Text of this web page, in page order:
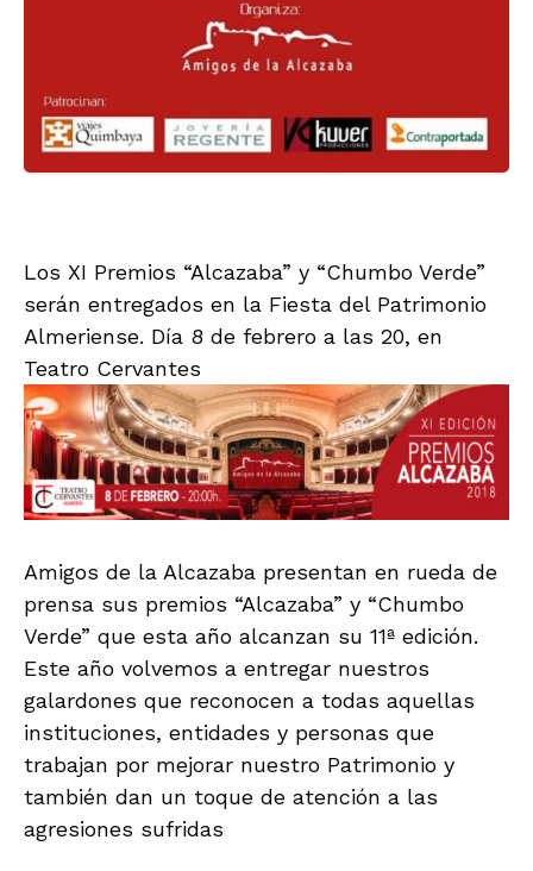
Los XI Premios “Alcazaba” y “Chumbo Verde”
serán entregados en la Fiesta del Patrimonio
Almeriense. Día 8 de febrero a las 20, en
Teatro Cervantes
Amigos de la Alcazaba presentan en rueda de
prensa sus premios “Alcazaba” y “Chumbo
Verde” que esta año alcanzan su 11ª edición.
Este año volvemos a entregar nuestros
galardones que reconocen a todas aquellas
instituciones, entidades y personas que
trabajan por mejorar nuestro Patrimonio y
también dan un toque de atención a las
agresiones sufridas